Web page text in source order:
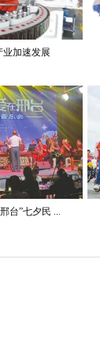
业加速发展
台”七夕民 ...